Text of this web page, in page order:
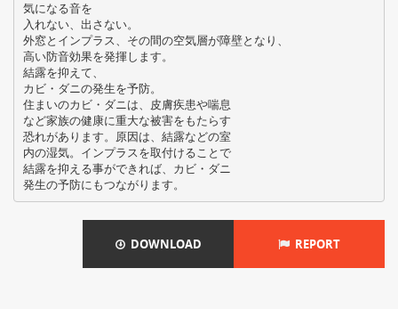
気になる音を
入れない、出さない。
外窓とインプラス、その間の空気層が障壁となり、
高い防音効果を発揮します。
結露を抑えて、
カビ・ダニの発生を予防。
住まいのカビ・ダニは、皮膚疾患や喘息
など家族の健康に重大な被害をもたらす
恐れがあります。原因は、結露などの室
内の湿気。インプラスを取付けることで
結露を抑える事ができれば、カビ・ダニ
DOWNLOAD REPORT